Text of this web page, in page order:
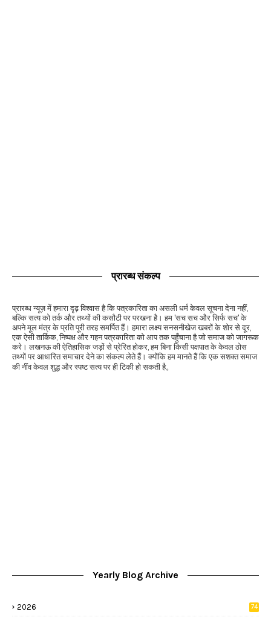
प्रारब्ध संकल्प
प्रारब्ध न्यूज़ में हमारा दृढ़ विश्वास है कि पत्रकारिता का असली धर्म केवल सूचना देना नहीं,
बल्कि सत्य को तर्क और तथ्यों की कसौटी पर परखना है। हम 'सच सच और सिर्फ सच' के
अपने मूल मंत्र के प्रति पूरी तरह समर्पित हैं। हमारा लक्ष्य सनसनीखेज खबरों के शोर से दूर,
एक ऐसी तार्किक, निष्पक्ष और गहन पत्रकारिता को आप तक पहुँचाना है जो समाज को जागरूक
करे। लखनऊ की ऐतिहासिक जड़ों से प्रेरित होकर, हम बिना किसी पक्षपात के केवल ठोस
तथ्यों पर आधारित समाचार देने का संकल्प लेते हैं। क्योंकि हम मानते हैं कि एक सशक्त समाज
की नींव केवल शुद्ध और स्पष्ट सत्य पर ही टिकी हो सकती है。
Yearly Blog Archive
2026
74